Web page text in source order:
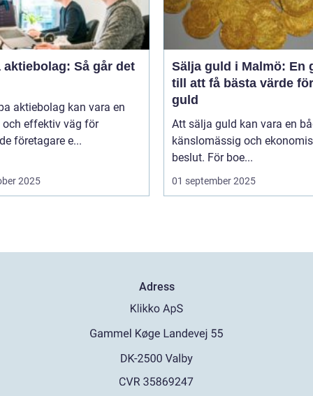
aktiebolag: Så går det
aktiebolag kan vara en
och effektiv väg för
företagare e...
2025
Sälja guld i Malmö: En
till att få bästa värde
guld
Att sälja guld kan vara en
känslomässig och
beslut. För boe...
01 september 2025
Adress